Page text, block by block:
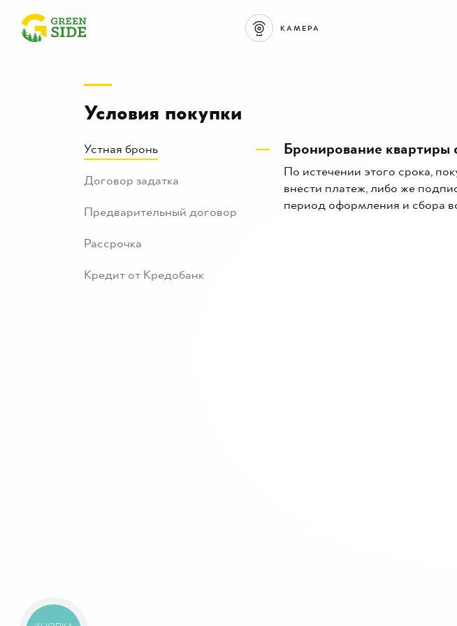
КАМЕРА
Условия покупки
Устная бронь
Договор задатка
Предварительный договор
Рассрочка
Кредит от Кредобанк
Бронирование квартиры
По истечении этого срока,
внести платеж, либо же
период оформления и сбора